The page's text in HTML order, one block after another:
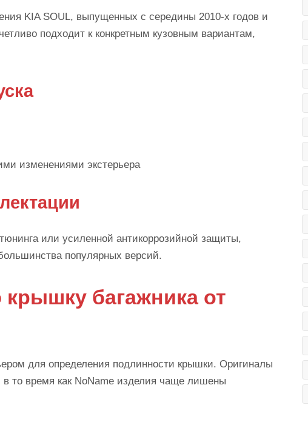
KIA SOUL, выпущенных с середины 2010-х годов и
подходит к конкретным кузовным вариантам,
изменениями экстерьера
или усиленной антикоррозийной защиты,
популярных версий.
багажника от
для определения подлинности крышки. Оригиналы
то время как NoName изделия чаще лишены